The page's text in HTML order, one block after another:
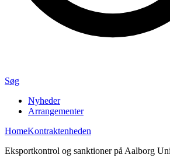
Søg
Nyheder
Arrangementer
HomeKontraktenheden
Eksportkontrol og sanktioner på Aalborg